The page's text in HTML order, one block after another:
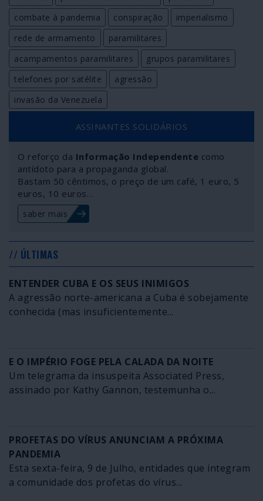
combate à pandemia
conspiração
imperialismo
rede de armamento
paramilitares
acampamentos paramilitares
grupos paramilitares
telefones por satélite
agressão
invasão da Venezuela
ASSINANTES SOLIDÁRIOS
O reforço da Informação Independente como
antídoto para a propaganda global.
Bastam 50 cêntimos, o preço de um café, 1 euro, 5
euros, 10 euros…
saber mais
// ÚLTIMAS
ENTENDER CUBA E OS SEUS INIMIGOS
A agressão norte-americana a Cuba é sobejamente
conhecida (mas insuficientemente...
E O IMPÉRIO FOGE PELA CALADA DA NOITE
Um telegrama da insuspeita Associated Press,
assinado por Kathy Gannon, testemunha o...
PROFETAS DO VÍRUS ANUNCIAM A PRÓXIMA
PANDEMIA
Esta sexta-feira, 9 de Julho, entidades que integram
a comunidade dos profetas do vírus...